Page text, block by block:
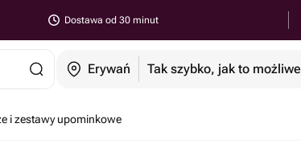
Dostawa od 30 minut
Erywań Tak szybko, jak to możliwe
i zestawy upominkowe